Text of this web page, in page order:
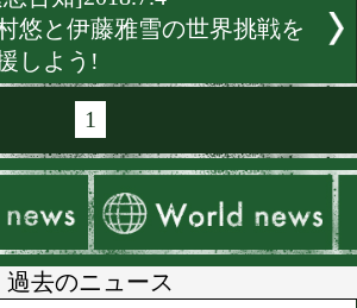
[飯田覚士のコラム
見る力を鍛えてKO率アッ
[飯田覚士のコラム
「周辺視」をトランプで鍛
う
[飯田覚士のコラム